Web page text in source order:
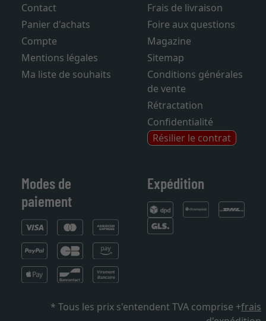
Contact
Panier d'achats
Compte
Mentions légales
Ma liste de souhaits
Frais de livraison
Foire aux questions
Magazine
Sitemap
Conditions générales
de vente
Rétractation
Confidentialité
Résilier le contrat
Modes de
paiement
Expédition
* Tous les prix s'entendent TVA comprise +frais